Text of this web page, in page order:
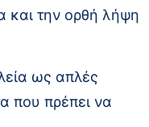
και την ορθή λήψη
ως απλές
που πρέπει να